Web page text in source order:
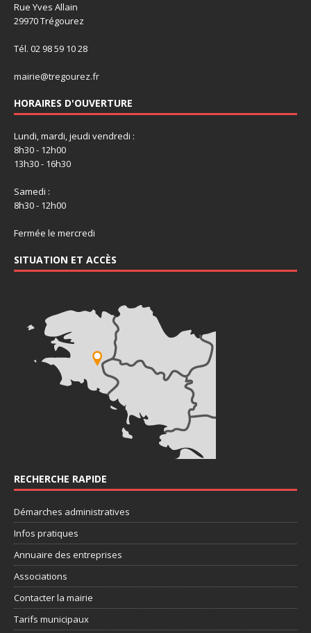
Rue Yves Allain
29970 Trégourez
Tél. 02 98 59 10 28
mairie@tregourez.fr
HORAIRES D'OUVERTURE
Lundi, mardi, jeudi vendredi :
8h30 - 12h00
13h30 - 16h30
Samedi :
8h30 - 12h00
Fermée le mercredi
SITUATION ET ACCÈS
RECHERCHE RAPIDE
Démarches administratives
Infos pratiques
Annuaire des entreprises
Associations
Contacter la mairie
Tarifs municipaux